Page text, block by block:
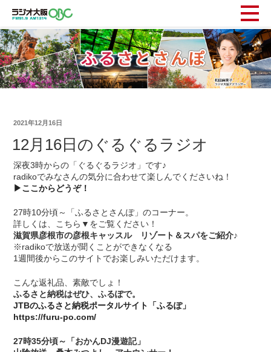
2021年12月16日
12月16日のぐるぐるラジオ
深夜3時からの「ぐるぐるラジオ」です♪
radikoでみなさんの気分に合わせて楽しんでくださいね！
▶ここからどうぞ！
27時10分頃～「ふるさとさんぽ」のコーナー。
詳しくは、こちら▼をご覧ください！
滋賀県彦根市の彦根キャッスル リゾート＆スパをご紹介♪
※radikoで放送が聞くことができなくなる
1週間後からこのサイトでお楽しみいただけます。
こんな返礼品、素敵でしょ！
ふるさと納税はぜひ、ふるぽで。
JTBのふるさと納税ポータルサイト「ふるぽ」
https://furu-po.com/
27時35分頃～「おかんDJ漫遊記」